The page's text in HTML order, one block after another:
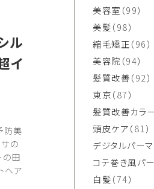
ル
イ
防美
の
の田
ヘア
美容室 （99）
美髪（98）
縮毛矯正（96）
美容院 （94）
髪質改善（92）
東京（87）
髪質改善カラー
頭皮ケア（81）
デジタルパーマ
コテ巻き風パ
白髪（74）